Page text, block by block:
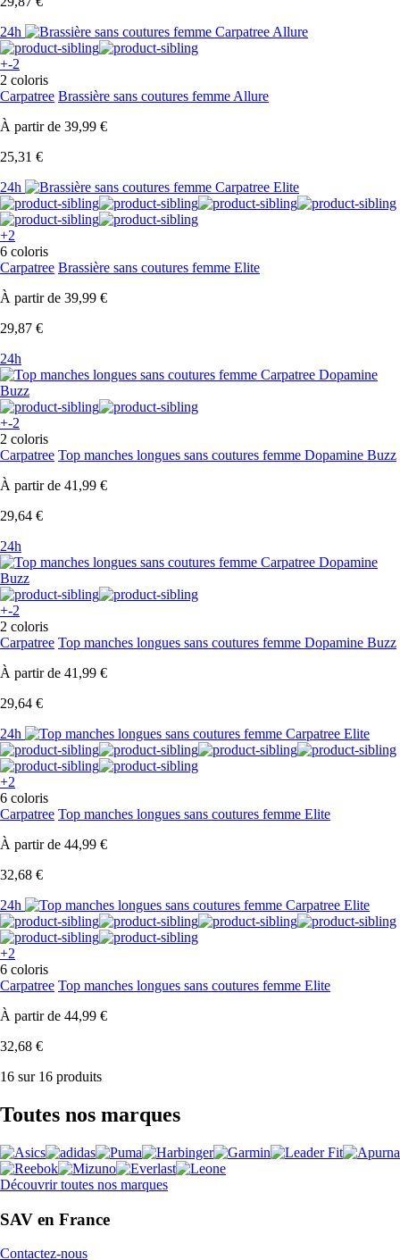
24h
+-2
2 coloris
Carpatree Brassière sans coutures femme Allure
À partir de 39,99 €
25,31 €
24h
+2
6 coloris
Carpatree Brassière sans coutures femme Elite
À partir de 39,99 €
29,87 €
24h
+-2
2 coloris
Carpatree Top manches longues sans coutures femme Dopamine Buzz
À partir de 41,99 €
29,64 €
24h
+-2
2 coloris
Carpatree Top manches longues sans coutures femme Dopamine Buzz
À partir de 41,99 €
29,64 €
24h
+2
6 coloris
Carpatree Top manches longues sans coutures femme Elite
À partir de 44,99 €
32,68 €
24h
+2
6 coloris
Carpatree Top manches longues sans coutures femme Elite
À partir de 44,99 €
32,68 €
16 sur 16 produits
Toutes nos marques
Découvrir toutes nos marques
SAV en France
Contactez-nous